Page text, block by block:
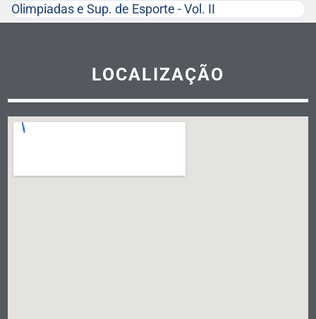
Olimpiadas e Sup. de Esporte - Vol. II
LOCALIZAÇÃO